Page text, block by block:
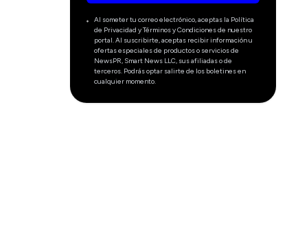
Al someter tu correo electrónico, aceptas la Política
de Privacidad y Términos y Condiciones de nuestro
portal. Al suscribirte, aceptas recibir información u
ofertas especiales de productos o servicios de
NewsPR, Smart News LLC, sus afiliadas o de
terceros. Podrás optar salirte de los boletines en
cualquier momento.